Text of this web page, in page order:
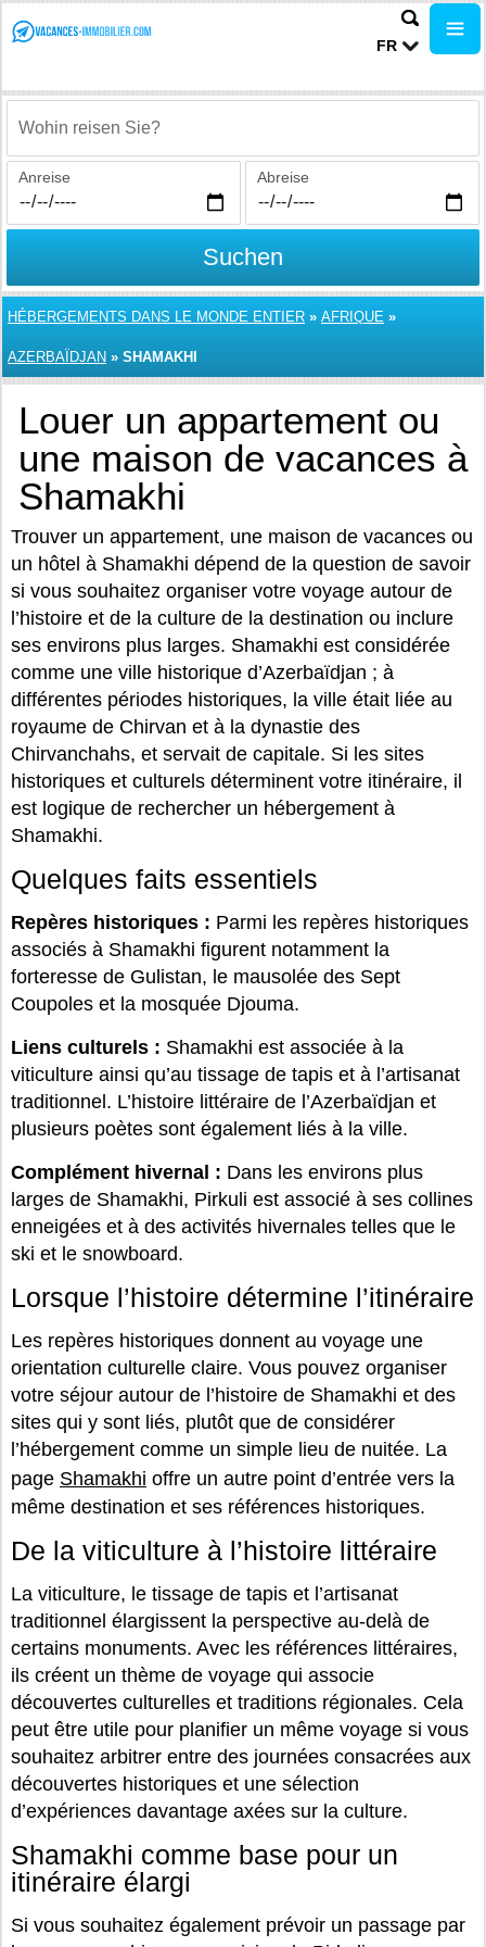
FR
Wohin reisen Sie?
Anreise Abreise
Suchen
HÉBERGEMENTS DANS LE MONDE ENTIER » AFRIQUE »
AZERBAÏDJAN » SHAMAKHI
Louer un appartement ou
une maison de vacances à
Shamakhi
Trouver un appartement, une maison de vacances ou
un hôtel à Shamakhi dépend de la question de savoir
si vous souhaitez organiser votre voyage autour de
l’histoire et de la culture de la destination ou inclure
ses environs plus larges. Shamakhi est considérée
comme une ville historique d’Azerbaïdjan ; à
différentes périodes historiques, la ville était liée au
royaume de Chirvan et à la dynastie des
Chirvanchahs, et servait de capitale. Si les sites
historiques et culturels déterminent votre itinéraire, il
est logique de rechercher un hébergement à
Shamakhi.
Quelques faits essentiels
Repères historiques : Parmi les repères historiques
associés à Shamakhi figurent notamment la
forteresse de Gulistan, le mausolée des Sept
Coupoles et la mosquée Djouma.
Liens culturels : Shamakhi est associée à la
viticulture ainsi qu’au tissage de tapis et à l’artisanat
traditionnel. L’histoire littéraire de l’Azerbaïdjan et
plusieurs poètes sont également liés à la ville.
Complément hivernal : Dans les environs plus
larges de Shamakhi, Pirkuli est associé à ses collines
enneigées et à des activités hivernales telles que le
ski et le snowboard.
Lorsque l’histoire détermine l’itinéraire
Les repères historiques donnent au voyage une
orientation culturelle claire. Vous pouvez organiser
votre séjour autour de l’histoire de Shamakhi et des
sites qui y sont liés, plutôt que de considérer
l’hébergement comme un simple lieu de nuitée. La
page Shamakhi offre un autre point d’entrée vers la
même destination et ses références historiques.
De la viticulture à l’histoire littéraire
La viticulture, le tissage de tapis et l’artisanat
traditionnel élargissent la perspective au-delà de
certains monuments. Avec les références littéraires,
ils créent un thème de voyage qui associe
découvertes culturelles et traditions régionales. Cela
peut être utile pour planifier un même voyage si vous
souhaitez arbitrer entre des journées consacrées aux
découvertes historiques et une sélection
d’expériences davantage axées sur la culture.
Shamakhi comme base pour un
itinéraire élargi
Si vous souhaitez également prévoir un passage par